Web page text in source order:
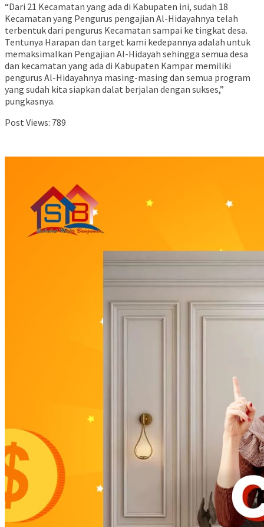
“Dari 21 Kecamatan yang ada di Kabupaten ini, sudah 18
Kecamatan yang Pengurus pengajian Al-Hidayahnya telah
terbentuk dari pengurus Kecamatan sampai ke tingkat desa.
Tentunya Harapan dan target kami kedepannya adalah untuk
memaksimalkan Pengajian Al-Hidayah sehingga semua desa
dan kecamatan yang ada di Kabupaten Kampar memiliki
pengurus Al-Hidayahnya masing-masing dan semua program
yang sudah kita siapkan dalat berjalan dengan sukses,”
pungkasnya.
Post Views: 789